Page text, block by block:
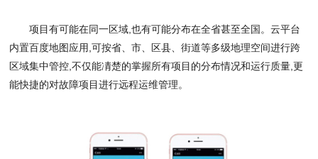
项目有可能在同一区域 ,也有可能分布在全省甚至全国。云平台
内置百度地图应用 ,可按省、市、区县、街道等多级地理空间进行跨
区域集中管控 ,不仅能凊楚的掌握所有项目的分布情况和运行质量 ,更
能快捷的对故障项目进行远程运维管理。